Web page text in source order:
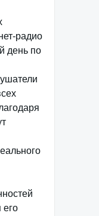
радио
день по
его